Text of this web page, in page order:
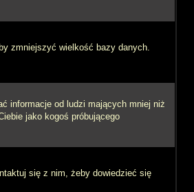
zmniejszyć wielkość bazy danych.
informacje od ludzi mających mniej niż
jako kogoś próbującego
się z nim, żeby dowiedzieć się